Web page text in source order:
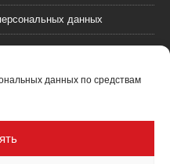
данных по средствам
данных
данных